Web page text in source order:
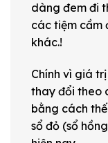
dàng đem đi
các tiệm cầm
khác.!
Chính vì giá
thay đổi theo
bằng cách
sổ đỏ (sổ